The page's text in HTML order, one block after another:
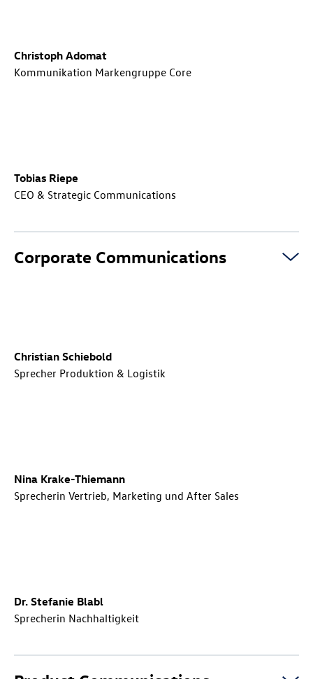
Christoph Adomat
Kommunikation Markengruppe Core
Tobias Riepe
CEO & Strategic Communications
Corporate Communications
Christian Schiebold
Sprecher Produktion & Logistik
Nina Krake-Thiemann
Sprecherin Vertrieb, Marketing und After Sales
Dr. Stefanie Blabl
Sprecherin Nachhaltigkeit